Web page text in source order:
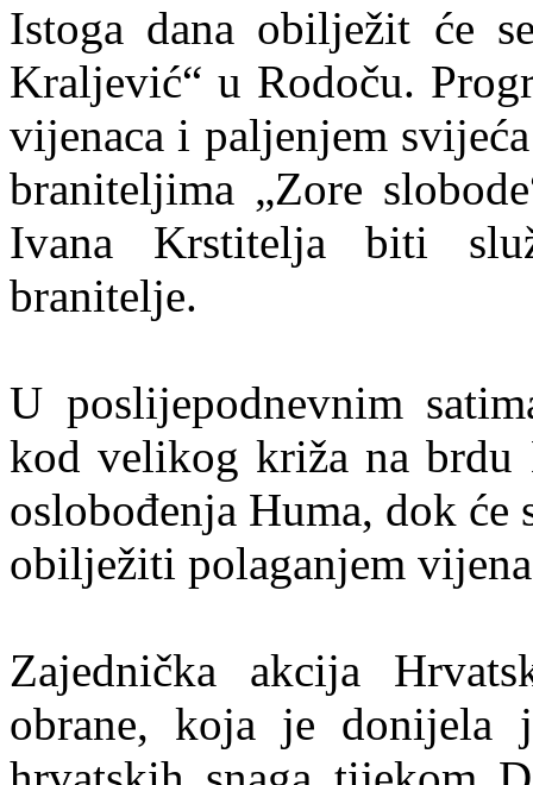
Istoga dana obilježit će
Kraljević“ u Rodoču.
vijenaca i paljenjem
braniteljima „Zore
Ivana Krstitelja biti
branitelje.
U poslijepodnevnim
kod velikog križa na brdu
oslobođenja Huma, dok
obilježiti polaganjem
Zajednička akcija
obrane, koja je donijela